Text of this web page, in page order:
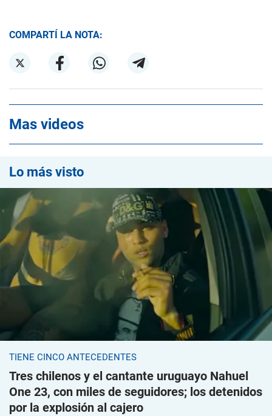
COMPARTÍ LA NOTA:
Mas videos
Lo más visto
TIENE CINCO ANTECEDENTES
Tres chilenos y el cantante uruguayo Nahuel
One 23, con miles de seguidores; los detenidos
por la explosión al cajero